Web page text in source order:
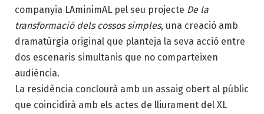
companyia LAminimAL pel seu projecte De la
transformació dels cossos simples, una creació amb
dramatúrgia original que planteja la seva acció entre
dos escenaris simultanis que no comparteixen
audiència.
La residència conclourà amb un assaig obert al públic
que coincidirà amb els actes de lliurament del XL